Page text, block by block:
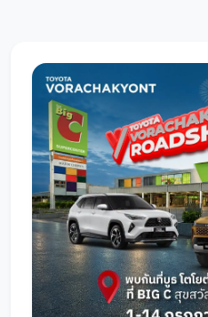
โปรโมชั่น
โปรโมชั่น
โปรโมชั่นบริการหลั
กิจกรรม
สาขาของเรา